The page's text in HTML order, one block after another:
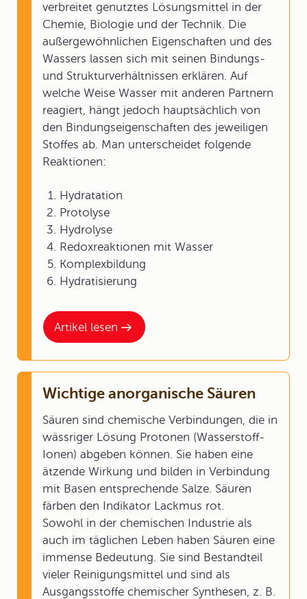
Artikel lesen
verbreitet genutztes Lösungsmittel in der
Chemie, Biologie und der Technik. Die
außergewöhnlichen Eigenschaften und des
Wassers lassen sich mit seinen Bindungs-
und Strukturverhältnissen erklären. Auf
welche Weise Wasser mit anderen Partnern
reagiert, hängt jedoch hauptsächlich von
den Bindungseigenschaften des jeweiligen
Stoffes ab. Man unterscheidet folgende
Reaktionen:
Hydratation
Protolyse
Hydrolyse
Redoxreaktionen mit Wasser
Komplexbildung
Hydratisierung
Wichtige anorganische Säuren
Säuren sind chemische Verbindungen, die in
wässriger Lösung Protonen (Wasserstoff-
Ionen) abgeben können. Sie haben eine
ätzende Wirkung und bilden in Verbindung
mit Basen entsprechende Salze. Säuren
färben den Indikator Lackmus rot.
Sowohl in der chemischen Industrie als
auch im täglichen Leben haben Säuren eine
immense Bedeutung. Sie sind Bestandteil
vieler Reinigungsmittel und sind als
Ausgangsstoffe chemischer Synthesen, z. B.